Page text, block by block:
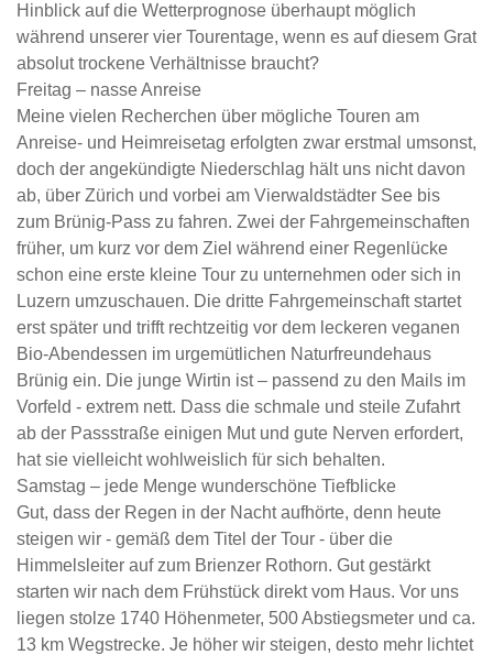
Hinblick auf die Wetterprognose überhaupt möglich
während unserer vier Tourentage, wenn es auf diesem Grat
absolut trockene Verhältnisse braucht?
Freitag – nasse Anreise
Meine vielen Recherchen über mögliche Touren am
Anreise- und Heimreisetag erfolgten zwar erstmal umsonst,
doch der angekündigte Niederschlag hält uns nicht davon
ab, über Zürich und vorbei am Vierwaldstädter See bis
zum Brünig-Pass zu fahren. Zwei der Fahrgemeinschaften
früher, um kurz vor dem Ziel während einer Regenlücke
schon eine erste kleine Tour zu unternehmen oder sich in
Luzern umzuschauen. Die dritte Fahrgemeinschaft startet
erst später und trifft rechtzeitig vor dem leckeren veganen
Bio-Abendessen im urgemütlichen Naturfreundehaus
Brünig ein. Die junge Wirtin ist – passend zu den Mails im
Vorfeld - extrem nett. Dass die schmale und steile Zufahrt
ab der Passstraße einigen Mut und gute Nerven erfordert,
hat sie vielleicht wohlweislich für sich behalten.
Samstag – jede Menge wunderschöne Tiefblicke
Gut, dass der Regen in der Nacht aufhörte, denn heute
steigen wir - gemäß dem Titel der Tour - über die
Himmelsleiter auf zum Brienzer Rothorn. Gut gestärkt
starten wir nach dem Frühstück direkt vom Haus. Vor uns
liegen stolze 1740 Höhenmeter, 500 Abstiegsmeter und ca.
13 km Wegstrecke. Je höher wir steigen, desto mehr lichtet